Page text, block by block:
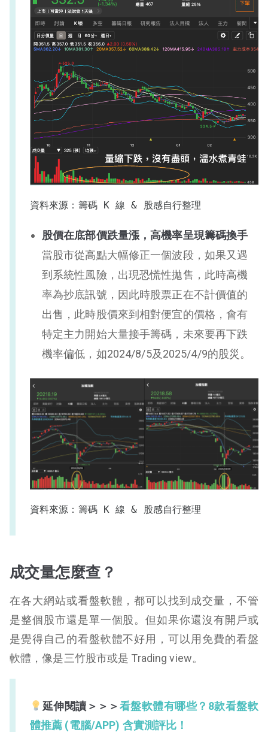
資料來源：籌碼 K 線 & 股感自行整理
股價在底部價跌量漲，高機率呈現籌碼換手
當股市從高點大幅修正一個波段，如果又遇
到系統性風險，出現恐慌性拋售，此時高機
率為抄底訊號，因此時股票正在不計價值的
出售，此時股價來到相對便宜的價格，會有
特定主力開始大量接手籌碼，未來要再下跌
機率偏低，如2024/8/5及2025/4/9的股災。
資料來源：籌碼 K 線 & 股感自行整理
成交量怎麼查？
在各大網站或看盤軟體，都可以找到成交量，不管
是整個股市還是單一個股。但如果你還沒有開戶或
是覺得自己的看盤軟體不好用，可以用免費的看盤
軟體，像是三竹股市或是 Trading view。
延伸閱讀＞＞＞看盤軟體有哪些？8款看盤軟
體推薦 (電腦/APP) 含實測評比！